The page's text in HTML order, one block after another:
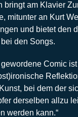
bringt am Klavier
mitunter an Kurt
und bietet den
den Songs.
Comic
bei dem der
derselben allzu
werden kann.“